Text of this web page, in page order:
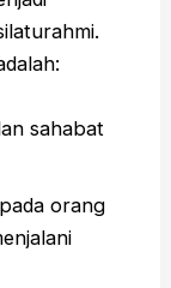
sahabat
orang